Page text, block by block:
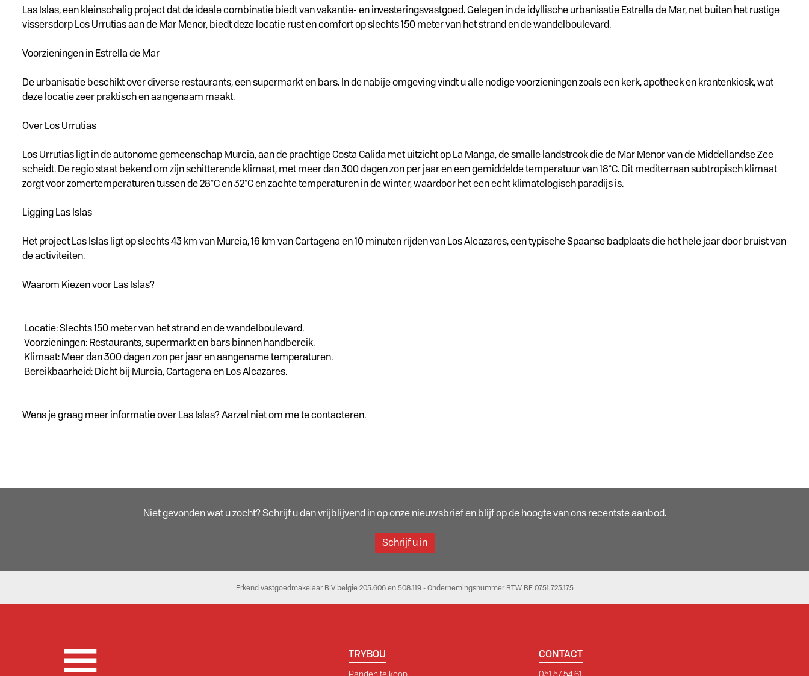
Omschrijving
Las Islas, een kleinschalig project dat de ideale combinatie biedt van vakantie- en investeringsvastgoed. Gelegen in de idyllische urbanisatie Estrella de Mar, net buiten het rustige
vissersdorp Los Urrutias aan de Mar Menor, biedt deze locatie rust en comfort op slechts 150 meter van het strand en de wandelboulevard.
Voorzieningen in Estrella de Mar
De urbanisatie beschikt over diverse restaurants, een supermarkt en bars. In de nabije omgeving vindt u alle nodige voorzieningen zoals een kerk, apotheek en krantenkiosk, wat
deze locatie zeer praktisch en aangenaam maakt.
Over Los Urrutias
Los Urrutias ligt in de autonome gemeenschap Murcia, aan de prachtige Costa Calida met uitzicht op La Manga, de smalle landstrook die de Mar Menor van de Middellandse Zee
scheidt. De regio staat bekend om zijn schitterende klimaat, met meer dan 300 dagen zon per jaar en een gemiddelde temperatuur van 18°C. Dit mediterraan subtropisch klimaat
zorgt voor zomertemperaturen tussen de 28°C en 32°C en zachte temperaturen in de winter, waardoor het een echt klimatologisch paradijs is.
Ligging Las Islas
Het project Las Islas ligt op slechts 43 km van Murcia, 16 km van Cartagena en 10 minuten rijden van Los Alcazares, een typische Spaanse badplaats die het hele jaar door bruist van
de activiteiten.
Waarom Kiezen voor Las Islas?
Locatie: Slechts 150 meter van het strand en de wandelboulevard.
Voorzieningen: Restaurants, supermarkt en bars binnen handbereik.
Klimaat: Meer dan 300 dagen zon per jaar en aangename temperaturen.
Bereikbaarheid: Dicht bij Murcia, Cartagena en Los Alcazares.
Wens je graag meer informatie over Las Islas? Aarzel niet om me te contacteren.
Niet gevonden wat u zocht? Schrijf u dan vrijblijvend in op onze nieuwsbrief en blijf op de hoogte van ons recentste aanbod.
Schrijf u in
Erkend vastgoedmakelaar BIV belgie 205.606 en 508.119 - Ondernemingsnummer BTW BE 0751.723.175
TRYBOU CONTACT